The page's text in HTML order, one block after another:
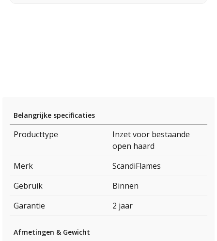
Belangrijke specificaties
Producttype
Inzet voor bestaande
open haard
Merk
ScandiFlames
Gebruik
Binnen
Garantie
2 jaar
Afmetingen & Gewicht